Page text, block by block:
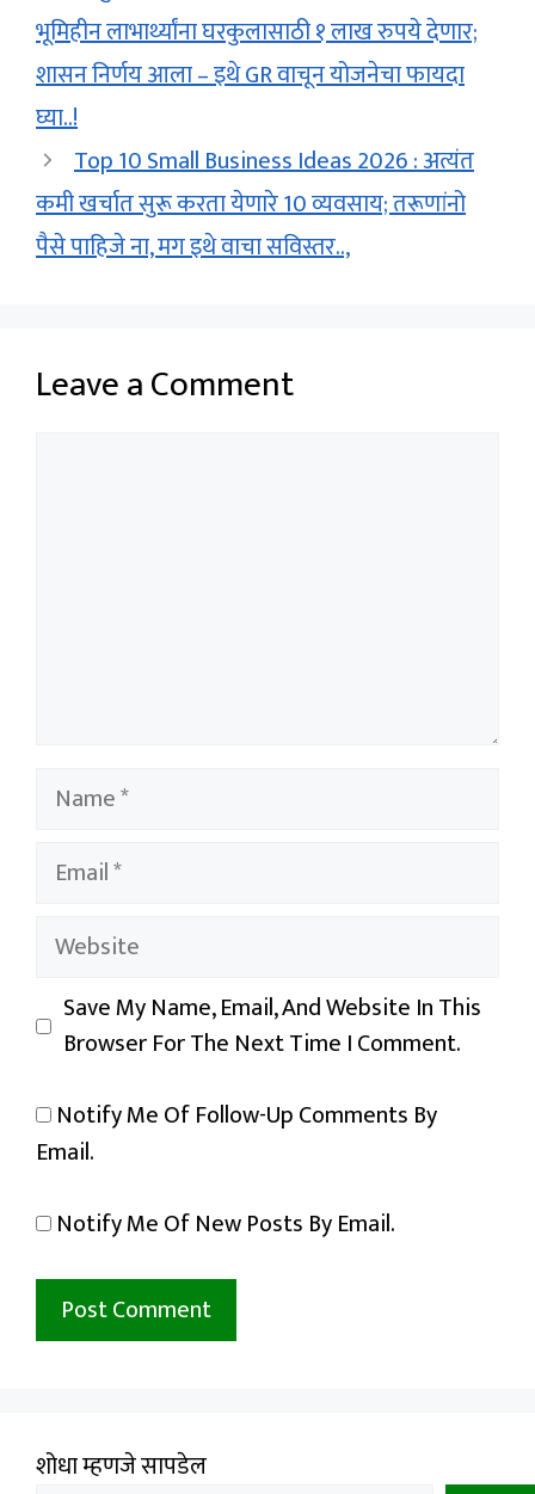
भूमिहीन लाभार्थ्यांना घरकुलासाठी १ लाख रुपये देणार;
शासन निर्णय आला – इथे GR वाचून योजनेचा फायदा
घ्या..!
Top 10 Small Business Ideas 2026 : अत्यंत
कमी खर्चात सुरू करता येणारे 10 व्यवसाय; तरूणांनो
पैसे पाहिजे ना, मग इथे वाचा सविस्तर..,
Leave a Comment
Name
Email
Website
Save My Name, Email, And Website In This
Browser For The Next Time I Comment.
Notify Me Of Follow-Up Comments By
Email.
Notify Me Of New Posts By Email.
शोधा म्हणजे सापडेल